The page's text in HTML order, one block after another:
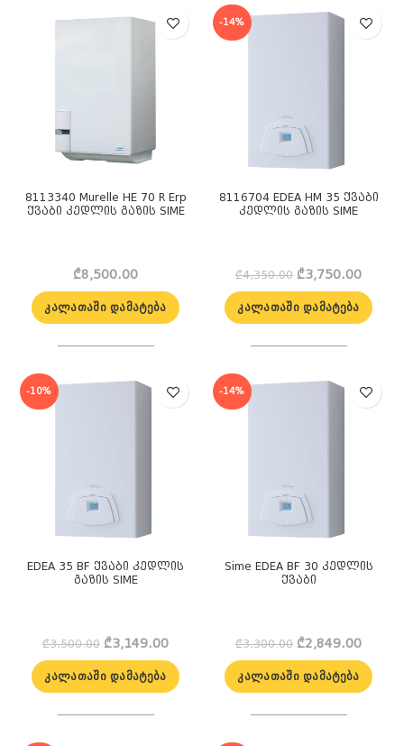
8113340 Murelle HE 70 R Erp
ქვაბი კედლის გაზის SIME
₾8,500.00
ᲙᲐᲚᲐᲗᲐᲨᲘ ᲓᲐᲛᲐᲢᲔᲑᲐ
-14%
8116704 EDEA HM 35 ქვაბი
კედლის გაზის SIME
₾4,350.00 Original
price
was:
₾4,350.00.
₾3,750.00
price
is:
ᲙᲐᲚᲐᲗᲐᲨᲘ ᲓᲐᲛᲐᲢᲔᲑᲐ
-10%
EDEA 35 BF ქვაბი კედლის
გაზის SIME
₾3,500.00 Original
price
was:
₾3,500.00.
₾3,149.00Current
price
is:
₾3,149.00.
ᲙᲐᲚᲐᲗᲐᲨᲘ ᲓᲐᲛᲐᲢᲔᲑᲐ
-14%
Sime EDEA BF 30 კედლის
ქვაბი
₾3,300.00 Original
price
was:
₾3,300.00.
₾2,849.00
price
is:
ᲙᲐᲚᲐᲗᲐᲨᲘ ᲓᲐᲛᲐᲢᲔᲑᲐ